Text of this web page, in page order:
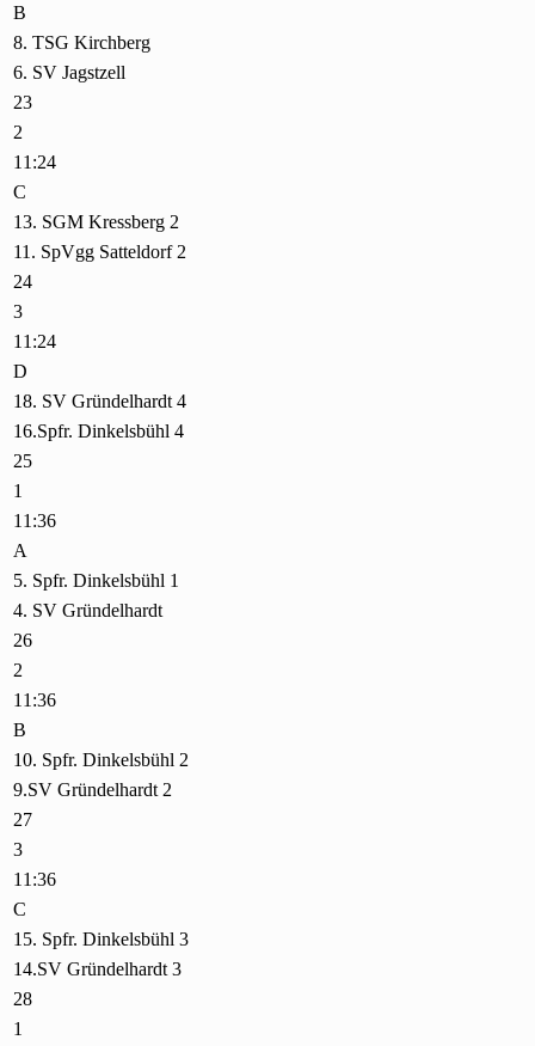
B
8. TSG Kirchberg
6. SV Jagstzell
23
2
11:24
C
13. SGM Kressberg 2
11. SpVgg Satteldorf 2
24
3
11:24
D
18. SV Gründelhardt 4
16.Spfr. Dinkelsbühl 4
25
1
11:36
A
5. Spfr. Dinkelsbühl 1
4. SV Gründelhardt
26
2
11:36
B
10. Spfr. Dinkelsbühl 2
9.SV Gründelhardt 2
27
3
11:36
C
15. Spfr. Dinkelsbühl 3
14.SV Gründelhardt 3
28
1